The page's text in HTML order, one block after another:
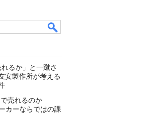
れるか」と一蹴さ
製作所が考える
で売れるのか
カーならではの課